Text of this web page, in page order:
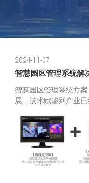
2024-11-07
智慧园区管理系统解
智慧园区管理系统方
展，技术赋能到产业
到科学管理园